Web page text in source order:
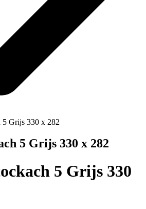
5 Grijs 330 x 282
5 Grijs 330 x 282
5 Grijs 330